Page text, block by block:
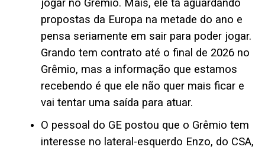
jogar no Grêmio. Mais, ele tá aguardando
propostas da Europa na metade do ano e
pensa seriamente em sair para poder jogar.
Grando tem contrato até o final de 2026 no
Grêmio, mas a informação que estamos
recebendo é que ele não quer mais ficar e
vai tentar uma saída para atuar.
O pessoal do GE postou que o Grêmio tem
interesse no lateral-esquerdo Enzo, do CSA,